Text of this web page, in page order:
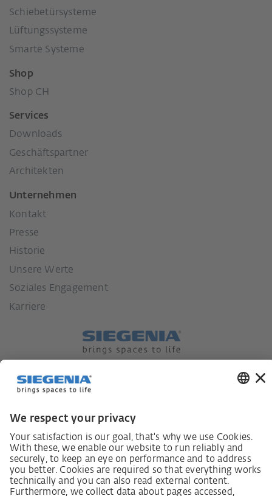
Schiebetürsysteme
Lüftungssysteme
Smarte Systeme
Shop
Shop CH
Services
Downloads
Geschäftspartner
Architekten
Unternehmen
Kontakt
Presse
Historie
Unsere Werte
Soziales Engagement
Karriere
LkSG-Merkblatt für Lieferanten
Grundsatzerklärung Menschenrechtsstrategie
Beschwerdeverfahren